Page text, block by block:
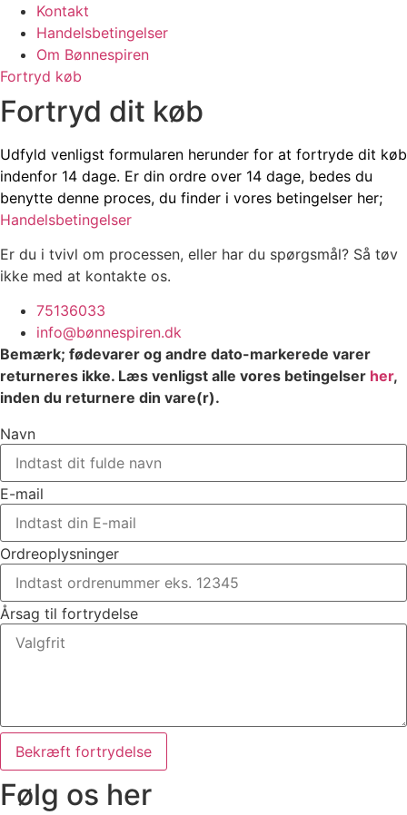
Kontakt
Handelsbetingelser
Om Bønnespiren
Fortryd køb
Fortryd dit køb
Udfyld venligst formularen herunder for at fortryde dit køb
indenfor 14 dage. Er din ordre over 14 dage, bedes du
benytte denne proces, du finder i vores betingelser her;
Handelsbetingelser
Er du i tvivl om processen, eller har du spørgsmål? Så tøv
ikke med at kontakte os.
75136033
info@bønnespiren.dk
Bemærk; fødevarer og andre dato-markerede varer
returneres ikke. Læs venligst alle vores betingelser her,
inden du returnere din vare(r).
Navn
E-mail
Ordreoplysninger
Årsag til fortrydelse
Bekræft fortrydelse
Følg os her